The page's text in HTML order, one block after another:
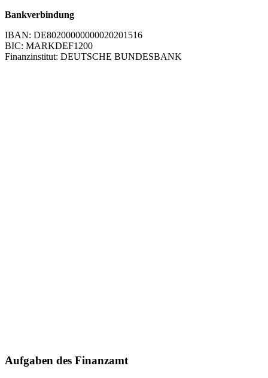
Bankverbindung
IBAN: DE80200000000020201516
BIC: MARKDEF1200
Finanzinstitut: DEUTSCHE BUNDESBANK
Aufgaben des Finanzamt